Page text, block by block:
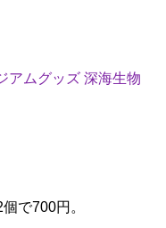
で700円。